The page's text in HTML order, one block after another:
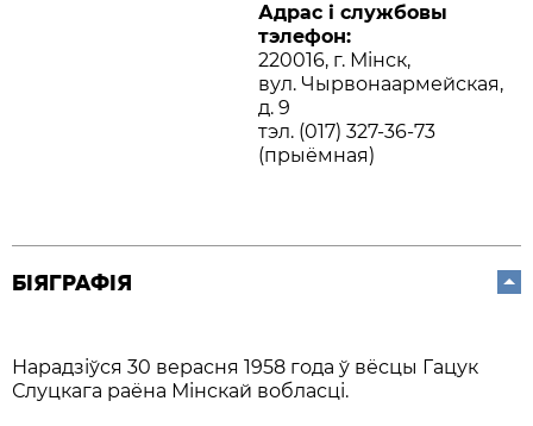
Адрас і службовы
тэлефон:
220016, г. Мінск,
вул. Чырвонаармейская,
д. 9
тэл. (017) 327-36-73
(прыёмная)
БІЯГРАФІЯ
Нарадзіўся 30 верасня 1958 года ў вёсцы Гацук
Слуцкага раёна Мінскай вобласці.